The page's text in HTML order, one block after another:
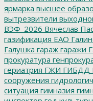
ярмарка высшее
вытрезвители
ВЭФ_2026 Вячеслав
газификация ЕАО
Галушка гараж гаражи
прокуратура
гериатрия ГЖИ ГИБДД
сооружения
ситуация гимназия